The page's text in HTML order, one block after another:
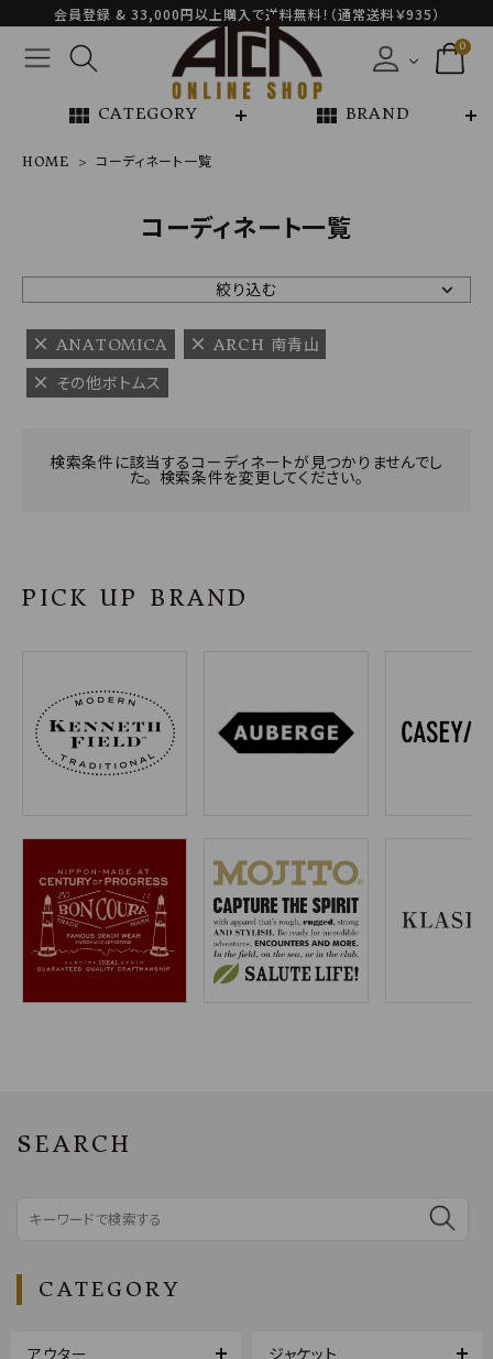
会員登録 & 33,000円以上購入で送料無料！（通常送料￥935）
0
view_module CATEGORY view_module BRAND
NEW ARRIVAL
ARCH EXCLUSIVE
BRAND
CATEGORY
特定商取引法について
お問い合わせ
OFFICIAL WEB SITE
meeting_room ログイン 会員登録
HOME コーディネート一覧
コーディネート一覧
絞り込む
ANATOMICA
ARCH 南青山
その他ボトムス
検索条件に該当するコーディネートが見つかりませんでし
た。 検索条件を変更してください。
PICK UP BRAND
SEARCH
CATEGORY
アウター ジャケット